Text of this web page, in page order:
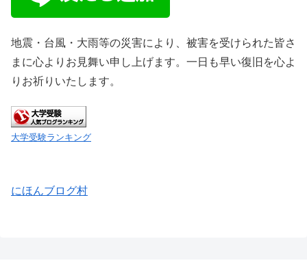
地震・台風・大雨等の災害により、被害を受けられた皆さ
まに心よりお見舞い申し上げます。一日も早い復旧を心よ
りお祈りいたします。
大学受験ランキング
にほんブログ村